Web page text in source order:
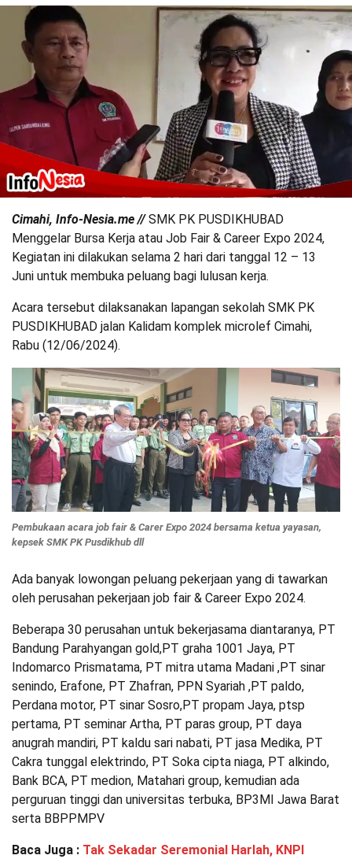
Cimahi, Info-Nesia.me // SMK PK PUSDIKHUBAD
Menggelar Bursa Kerja atau Job Fair & Career Expo 2024,
Kegiatan ini dilakukan selama 2 hari dari tanggal 12 – 13
Juni untuk membuka peluang bagi lulusan kerja.
Acara tersebut dilaksanakan lapangan sekolah SMK PK
PUSDIKHUBAD jalan Kalidam komplek microlef Cimahi,
Rabu (12/06/2024).
Pembukaan acara job fair & Carer Expo 2024 bersama ketua yayasan,
kepsek SMK PK Pusdikhub dll
Ada banyak lowongan peluang pekerjaan yang di tawarkan
oleh perusahan pekerjaan job fair & Career Expo 2024.
Beberapa 30 perusahan untuk bekerjasama diantaranya, PT
Bandung Parahyangan gold,PT graha 1001 Jaya, PT
Indomarco Prismatama, PT mitra utama Madani ,PT sinar
senindo, Erafone, PT Zhafran, PPN Syariah ,PT paldo,
Perdana motor, PT sinar Sosro,PT propam Jaya, ptsp
pertama, PT seminar Artha, PT paras group, PT daya
anugrah mandiri, PT kaldu sari nabati, PT jasa Medika, PT
Cakra tunggal elektrindo, PT Soka cipta niaga, PT alkindo,
Bank BCA, PT medion, Matahari group, kemudian ada
perguruan tinggi dan universitas terbuka, BP3MI Jawa Barat
serta BBPPMPV
Baca Juga : Tak Sekadar Seremonial Harlah, KNPI